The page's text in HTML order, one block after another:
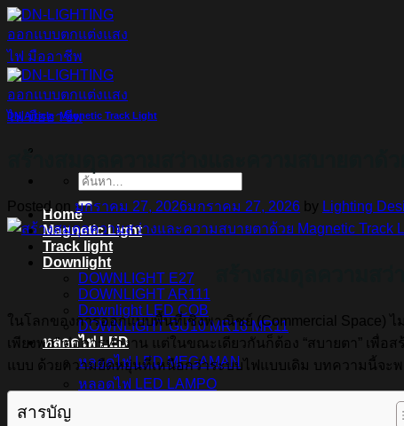
ข้าม
ไป
ยัง
เนื้อหา
ค้นหา:
Home
Magnetic Light
Track light
Downlight
DOWNLIGHT E27
DOWNLIGHT AR111
Downlight LED COB
DOWNLIGHT GU10 MR16 MR11
หลอดไฟ LED
หลอดไฟ LED MEGAMAN
หลอดไฟ LED LAMPO
สินค้า Lighting
DN Article,Magnetic Track Light
สร้างสมดุลความสว่างและความสบายตาด้
Posted on มกราคม 27, 2026มกราคม 27, 2026 by Lighting
ในโลกของการออกแบบพื้นที่เชิงพาณิชย์ (Commercial Space)
เพียงพอ” ต่อการทำงาน แต่ในขณะเดียวกันก็ต้อง “สบายตา” เพื่อ
แบบ ด้วยความยืดหยุ่นที่เหนือกว่าระบบไฟแบบเดิม บทความนี้จ
สารบัญ